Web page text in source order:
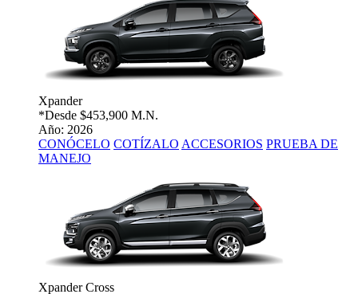
Xpander
*Desde $453,900 M.N.
Año: 2026
CONÓCELO COTÍZALO ACCESORIOS PRUEBA DE
MANEJO
Xpander Cross